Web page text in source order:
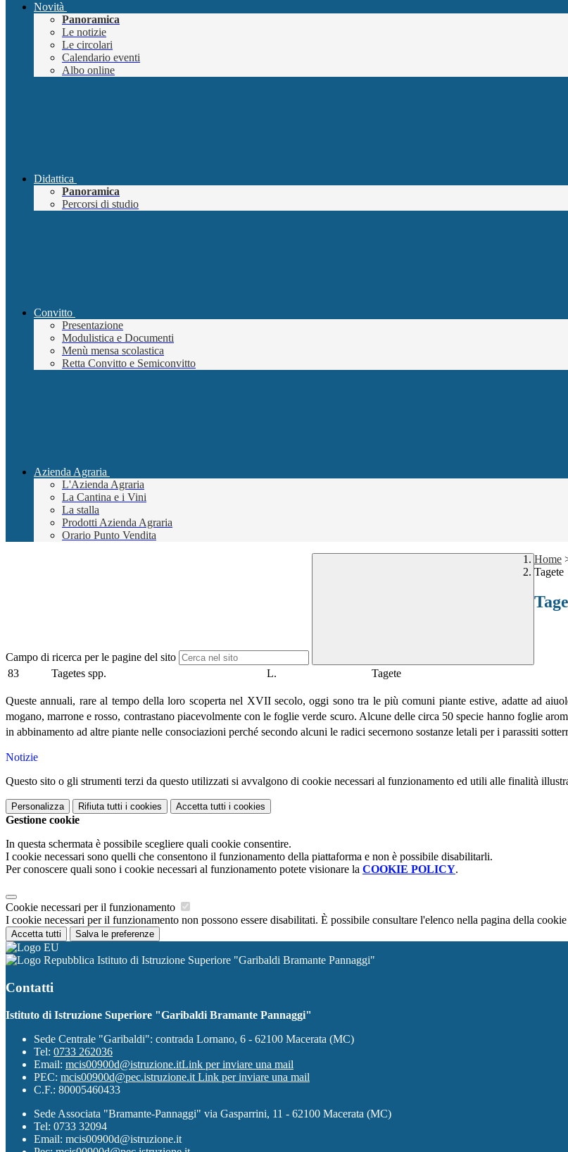
Novità
Panoramica
Le notizie
Le circolari
Calendario eventi
Albo online
Didattica
Panoramica
Percorsi di studio
Convitto
Presentazione
Modulistica e Documenti
Menù mensa scolastica
Retta Convitto e Semiconvitto
Azienda Agraria
L'Azienda Agraria
La Cantina e i Vini
La stalla
Prodotti Azienda Agraria
Orario Punto Vendita
Campo di ricerca per le pagine del sito
Home
Tagete
83 Tagetes spp. L. Tagete
Queste annuali, rare al tempo della loro scoperta nel XVII secolo, oggi sono tra le più comuni piante estive, adatte ad
mogano, marrone e rosso, contrastano piacevolmente con le foglie verde scuro. Alcune delle circa 50 specie hanno foglie
in abbinamento ad altre piante nelle consociazioni perché secondo alcuni le radici secernono sostanze letali per i parassiti
Notizie
Questo sito o gli strumenti terzi da questo utilizzati si avvalgono di cookie necessari al funzionamento ed utili alle finalità
Personalizza Rifiuta tutti i cookies Accetta tutti i cookies
Gestione cookie
In questa schermata è possibile scegliere quali cookie consentire.
I cookie necessari sono quelli che consentono il funzionamento della piattaforma e non è possibile disabilitarli.
Per conoscere quali sono i cookie necessari al funzionamento potete visionare la COOKIE POLICY.
Cookie necessari per il funzionamento
I cookie necessari per il funzionamento non possono essere disabilitati. È possibile consultare l'elenco nella pagina della
Accetta tutti Salva le preferenze
Istituto di Istruzione Superiore "Garibaldi Bramante Pannaggi"
Contatti
Istituto di Istruzione Superiore "Garibaldi Bramante Pannaggi"
Sede Centrale "Garibaldi": contrada Lornano, 6 - 62100 Macerata (MC)
Tel: 0733 262036
Email: mcis00900d@istruzione.itLink per inviare una mail
PEC: mcis00900d@pec.istruzione.it Link per inviare una mail
C.F.: 80005460433
Sede Associata "Bramante-Pannaggi" via Gasparrini, 11 - 62100 Macerata (MC)
Tel: 0733 32094
Email: mcis00900d@istruzione.it